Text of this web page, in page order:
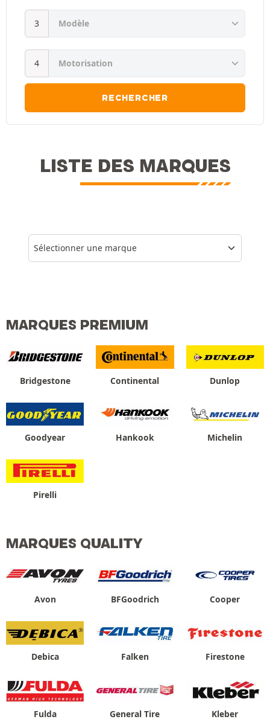
RECHERCHER
LISTE DES MARQUES
Sélectionner une marque
MARQUES PREMIUM
Bridgestone Continental Dunlop
Goodyear Hankook Michelin
Pirelli
MARQUES QUALITY
Avon BFGoodrich Cooper
Debica Falken Firestone
Fulda General Tire Kleber